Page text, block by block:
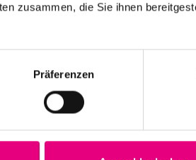
zusammen, die Sie ihnen
Präferenzen